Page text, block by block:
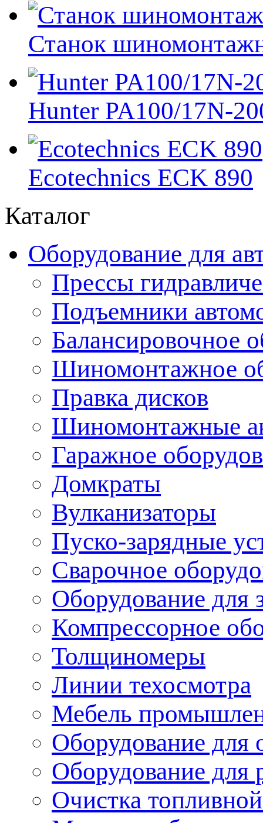
Станок
Hunter PA100/17N-
Ecotechnics ECK 890
Каталог
Оборудование для
Прессы
Подъемники
Балансировочное
Шиномонтажное
Правка дисков
Шиномонтажные
Гаражное
Домкраты
Вулканизаторы
Пуско-зарядные
Сварочное
Оборудование для
Компрессорное
Толщиномеры
Линии техосмотра
Мебель
Оборудование для
Оборудование для
Очистка